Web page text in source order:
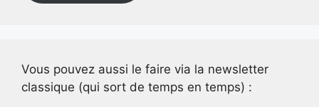
Vous pouvez aussi le faire via la newsletter
classique (qui sort de temps en temps) :